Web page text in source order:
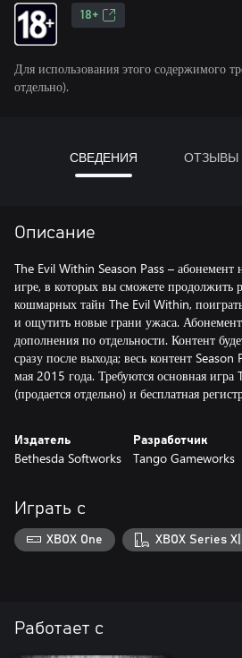
18+
Для использования этого содержимого
отдельно).
СВЕДЕНИЯ ОТЗЫВЫ
Описание
The Evil Within Season Pass – абонемент
игре, в которых вы сможете продолжить
кошмарных тайн The Evil Within,
и ощутить новые грани ужаса.
дополнения по отдельности. Контент
сразу после выхода; весь контент
мая 2015 года. Требуются основная игра
(продается отдельно) и бесплатная
Издатель
Bethesda Softworks
Разработчик
Tango Gameworks
Играть с
XBOX One XBOX Series
Работает с